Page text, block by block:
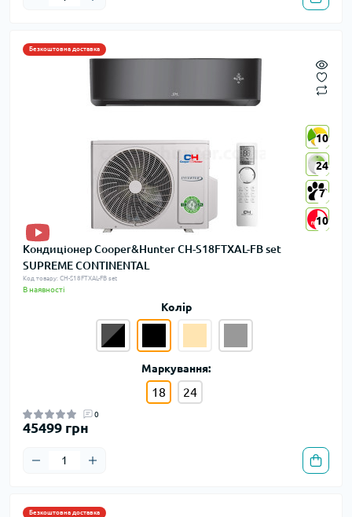
Безкоштовна доставка
10
24
7
10
10
24
7
10
Кондиціонер Cooper&Hunter CH-S18FTXAL-FB set
SUPREME CONTINENTAL
Код товару: CH-S18FTXAL-FB set
В наявності
Колір
Маркування:
18 24
0
45499 грн
Безкоштовна доставка